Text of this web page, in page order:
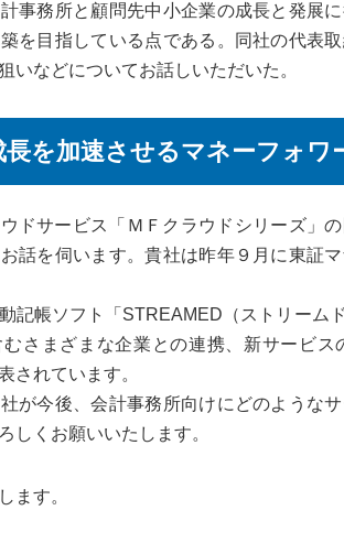
事務所と顧問先中小企業の成長と発展
を目指している点である。同社の代表
いなどについてお話しいただいた。
を加速させるマネーフォワ
サービス「ＭＦクラウドシリーズ」の
話を伺います。貴社は昨年９月に東証
記帳ソフト「STREAMED（ストリーム
さまざまな企業との連携、新サービ
されています。
が今後、会計事務所向けにどのような
しくお願いいたします。
ます。